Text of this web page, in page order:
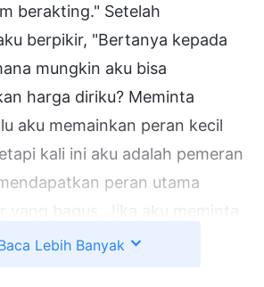
berakting." Setelah
berpikir, "Bertanya kepada
mungkin aku bisa
harga diriku? Meminta
aku memainkan peran kecil
kali ini aku adalah pemeran
peran utama
yang bagus. Jika aku meminta
akan saudara-saudari
Lebih Banyak